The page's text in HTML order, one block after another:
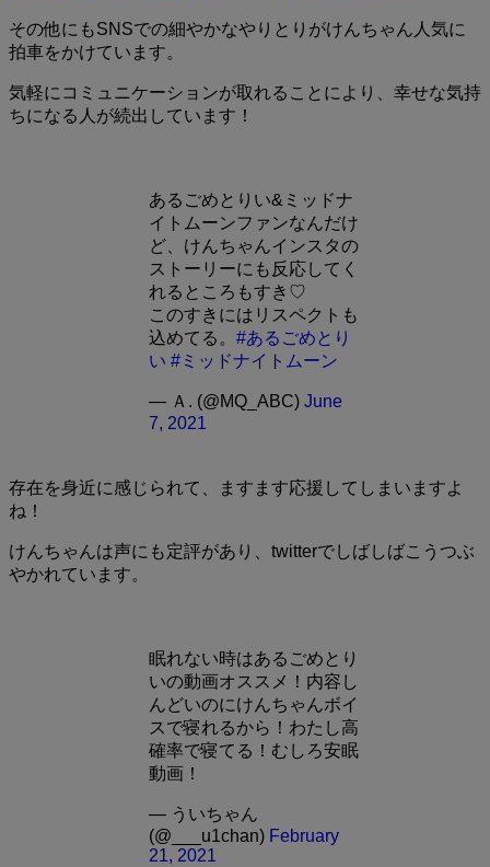
その他にもSNSでの細やかなやりとりがけんちゃん人気に
拍車をかけています。
気軽にコミュニケーションが取れることにより、幸せな気持
ちになる人が続出しています！
あるごめとりい&ミッドナ
イトムーンファンなんだけ
ど、けんちゃんインスタの
ストーリーにも反応してく
れるところもすき♡
このすきにはリスペクトも
込めてる。 #あるごめとり
い #ミッドナイトムーン
— Ａ. (@MQ_ABC) June
7, 2021
存在を身近に感じられて、ますます応援してしまいますよ
ね！
けんちゃんは声にも定評があり、twitterでしばしばこうつぶ
やかれています。
眠れない時はあるごめとり
いの動画オススメ！内容し
んどいのにけんちゃんボイ
スで寝れるから！わたし高
確率で寝てる！むしろ安眠
動画！
— ういちゃん
(@___u1chan) February
21, 2021